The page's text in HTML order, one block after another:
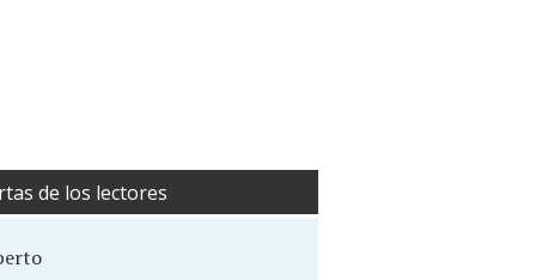
de los lectores